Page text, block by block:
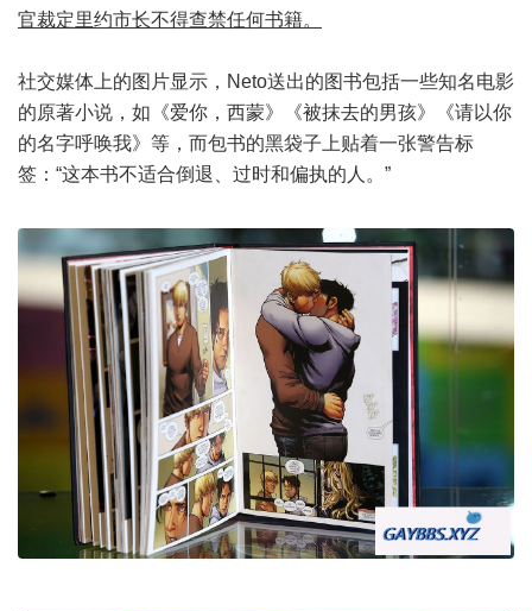
官裁定里约市长不得查禁任何书籍。
社交媒体上的图片显示，Neto送出的图书包括一些知名电影
的原著小说，如《爱你，西蒙》《被抹去的男孩》《请以你
的名字呼唤我》等，而包书的黑袋子上贴着一张警告标
签：“这本书不适合倒退、过时和偏执的人。”